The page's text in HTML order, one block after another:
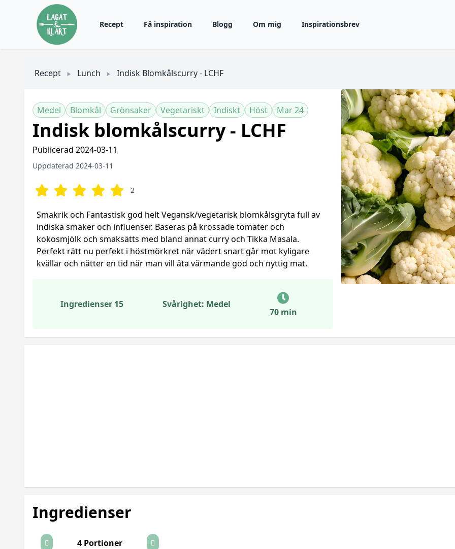
Recept Få inspiration Blogg Om mig Inspirationsbrev
Recept Lunch Indisk Blomkålscurry - LCHF
Medel Blomkål Grönsaker Vegetariskt Indiskt Höst Mar 24
Indisk blomkålscurry - LCHF
Publicerad 2024-03-11
Uppdaterad 2024-03-11
2
Smakrik och Fantastisk god helt Vegansk/vegetarisk blomkålsgryta full av
indiska smaker och influenser. Baseras på krossade tomater och
kokosmjölk och smaksätts med bland annat curry och Tikka Masala.
Perfekt rätt nu perfekt i höstmörkret när vädert snart går mot kyligare
kvällar och nätter en tid när man vill äta värmande god och nyttig mat.
Ingredienser 15 Svårighet: Medel
70 min
Ingredienser
4 Portioner